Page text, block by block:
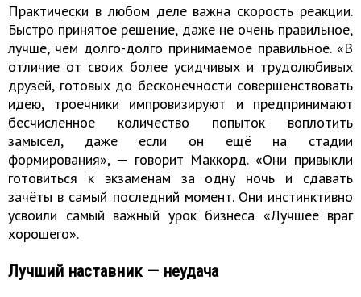
Практически в любом деле важна скорость реакции.
Быстро принятое решение, даже не очень правильное,
лучше, чем долго-долго принимаемое правильное. «В
отличие от своих более усидчивых и трудолюбивых
друзей, готовых до бесконечности совершенствовать
идею, троечники импровизируют и предпринимают
бесчисленное количество попыток воплотить
замысел, даже если он ещё на стадии
формирования», — говорит Маккорд. «Они привыкли
готовиться к экзаменам за одну ночь и сдавать
зачёты в самый последний момент. Они инстинктивно
усвоили самый важный урок бизнеса «Лучшее враг
хорошего».
Лучший наставник — неудача